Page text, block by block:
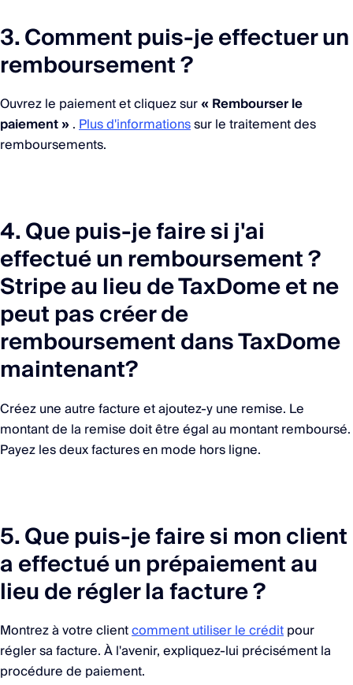
3. Comment puis-je effectuer un
remboursement ?
Ouvrez le paiement et cliquez sur« Rembourser le
paiement ».Plus d'informationssur le traitement des
remboursements.
4. Que puis-je faire si j'ai
effectué un remboursement ?
Stripe au lieu de TaxDome et ne
peut pas créer de
remboursement dans TaxDome
maintenant?
Créez une autre facture et ajoutez-y une remise. Le
montant de la remise doit être égal au montant remboursé.
Payez les deux factures en mode hors ligne.
5. Que puis-je faire si mon client
a effectué un prépaiement au
lieu de régler la facture ?
Montrez à votre clientcomment utiliser le créditpour
régler sa facture. À l'avenir, expliquez-lui précisément la
procédure de paiement.